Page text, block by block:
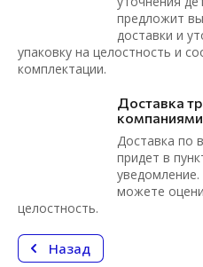
предложит
доставки и
упаковку на целостность и
комплектации.
Доставка
компаниями
Доставка по
придет в
можете
целостность.
Назад